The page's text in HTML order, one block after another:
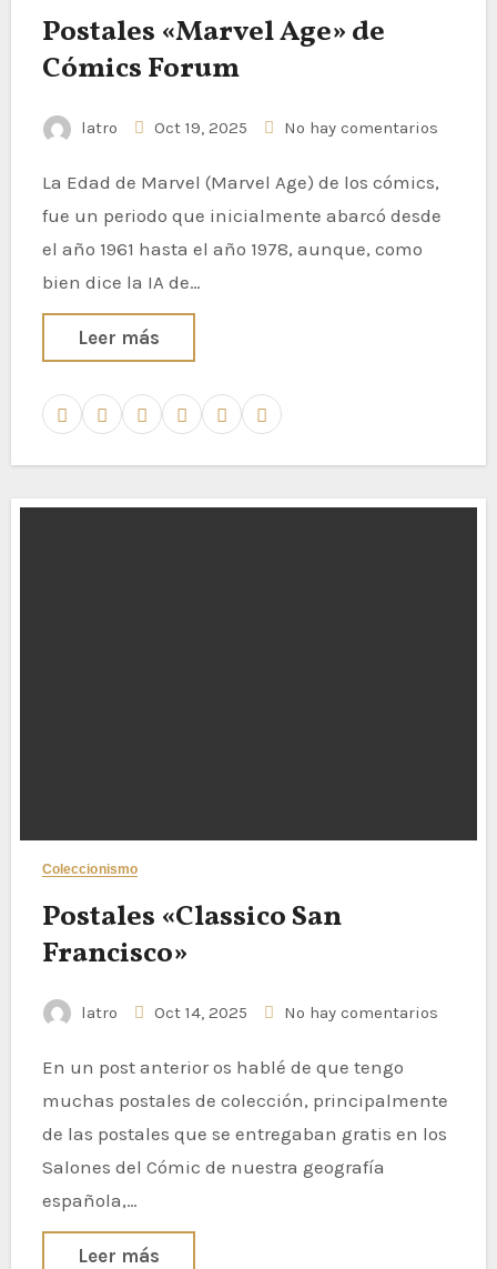
Postales «Marvel Age» de
Cómics Forum
latro Oct 19, 2025 No hay comentarios
La Edad de Marvel (Marvel Age) de los cómics,
fue un periodo que inicialmente abarcó desde
el año 1961 hasta el año 1978, aunque, como
bien dice la IA de…
Leer más
Coleccionismo
Postales «Classico San
Francisco»
latro Oct 14, 2025 No hay comentarios
En un post anterior os hablé de que tengo
muchas postales de colección, principalmente
de las postales que se entregaban gratis en los
Salones del Cómic de nuestra geografía
española,…
Leer más